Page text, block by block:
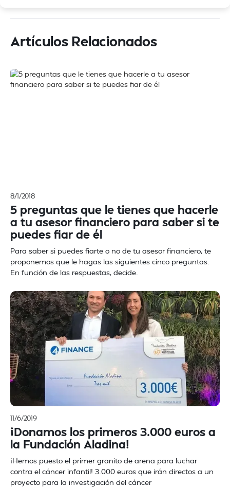
Artículos Relacionados
8/1/2018
5 preguntas que le tienes que hacerle
a tu asesor financiero para saber si te
puedes fiar de él
Para saber si puedes fiarte o no de tu asesor financiero, te
proponemos que le hagas las siguientes cinco preguntas.
En función de las respuestas, decide.
11/6/2019
¡Donamos los primeros 3.000 euros a
la Fundación Aladina!
¡Hemos puesto el primer granito de arena para luchar
contra el cáncer infantil! 3.000 euros que irán directos a un
proyecto para la investigación del cáncer